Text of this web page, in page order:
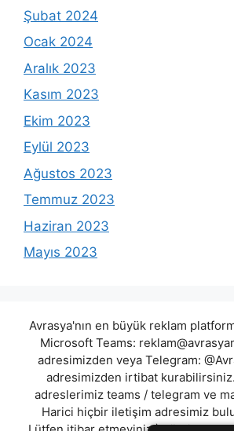
Şubat 2024
Ocak 2024
Aralık 2023
Kasım 2023
Ekim 2023
Eylül 2023
Ağustos 2023
Temmuz 2023
Haziran 2023
Mayıs 2023
Avrasya'nın en büyük reklam
Microsoft Teams:
adresimizden veya Telegram:
adresimizden irtibat
adreslerimiz teams / telegram ve
Harici hiçbir iletişim adresimiz